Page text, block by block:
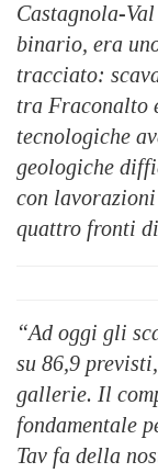
Castagnola-
binario, era
tracciato:
tra Fraconalto
tecnologiche
geologiche
con lavorazioni
quattro fronti
“Ad oggi gli
su 86,9
gallerie. Il
fondamentale
Tav fa della